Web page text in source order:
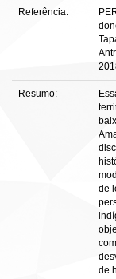
Referência:
Resumo:
de
de